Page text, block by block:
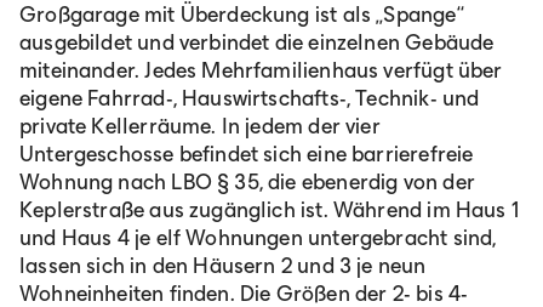
Großgarage mit Überdeckung ist als „Spange“
ausgebildet und verbindet die einzelnen Gebäude
miteinander. Jedes Mehrfamilienhaus verfügt über
eigene Fahrrad-, Hauswirtschafts-, Technik- und
private Kellerräume. In jedem der vier
Untergeschosse befindet sich eine barrierefreie
Wohnung nach LBO § 35, die ebenerdig von der
Keplerstraße aus zugänglich ist. Während im Haus 1
und Haus 4 je elf Wohnungen untergebracht sind,
lassen sich in den Häusern 2 und 3 je neun
Wohneinheiten finden. Die Größen der 2- bis 4-